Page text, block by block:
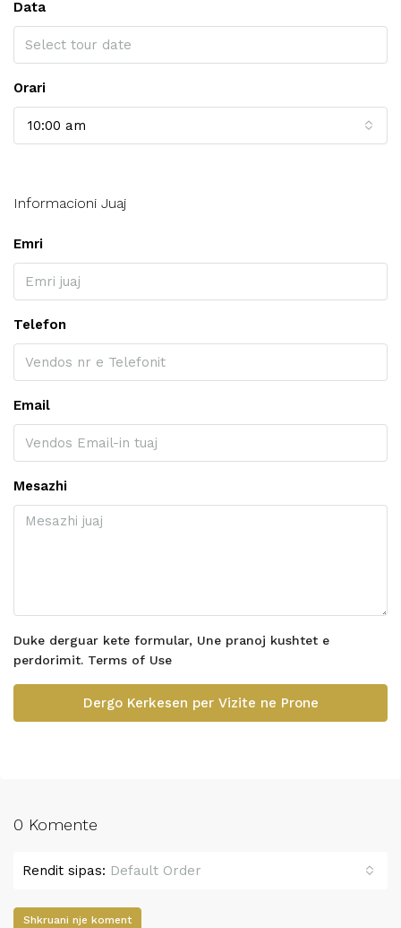
Data
Orari
10:00 am
Informacioni Juaj
Emri
Telefon
Email
Mesazhi
Duke derguar kete formular, Une pranoj kushtet e
perdorimit. Terms of Use
Dergo Kerkesen per Vizite ne Prone
0 Komente
Rendit sipas: Default Order
Shkruani nje koment